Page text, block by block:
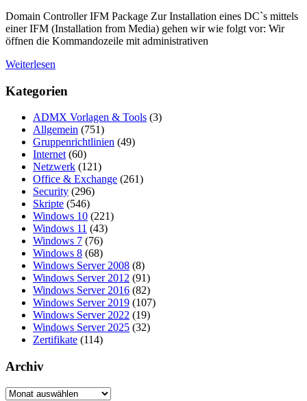
Domain Controller IFM Package Zur Installation eines DC`s mittels
einer IFM (Installation from Media) gehen wir wie folgt vor: Wir
öffnen die Kommandozeile mit administrativen
Weiterlesen
Kategorien
ADMX Vorlagen & Tools (3)
Allgemein (751)
Gruppenrichtlinien (49)
Internet(60)
Netzwerk (121)
Office & Exchange (261)
Security (296)
Skripte (546)
Windows 10 (221)
Windows 11 (43)
Windows 7 (76)
Windows 8 (68)
Windows Server 2008 (8)
Windows Server 2012 (91)
Windows Server 2016 (82)
Windows Server 2019 (107)
Windows Server 2022 (19)
Windows Server 2025 (32)
Zertifikate (114)
Archiv
Archiv